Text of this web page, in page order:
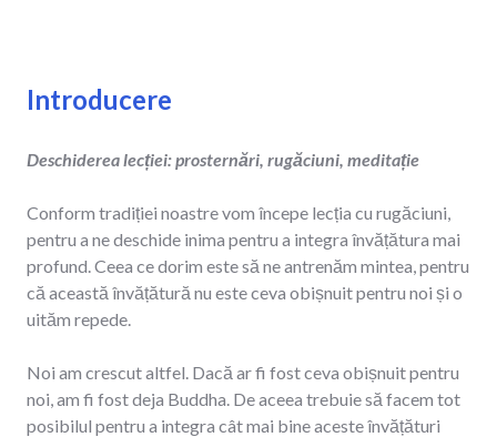
Introducere
Deschiderea lecției: prosternări, rugăciuni, meditație
Conform tradiției noastre vom începe lecția cu rugăciuni,
pentru a ne deschide inima pentru a integra învățătura mai
profund. Ceea ce dorim este să ne antrenăm mintea, pentru
că această învățătură nu este ceva obișnuit pentru noi și o
uităm repede.
Noi am crescut altfel. Dacă ar fi fost ceva obișnuit pentru
noi, am fi fost deja Buddha. De aceea trebuie să facem tot
posibilul pentru a integra cât mai bine aceste învățături